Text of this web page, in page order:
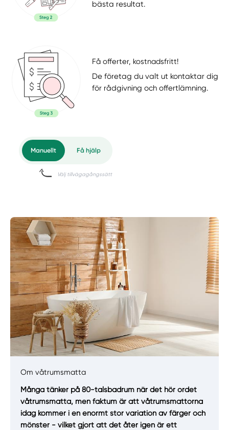
bästa resultat.
Få offerter, kostnadsfritt!
De företag du valt ut kontaktar dig
för rådgivning och offertlämning.
Om våtrumsmatta
Många tänker på 80-talsbadrum när det hör ordet
våtrumsmatta, men faktum är att våtrumsmattorna
idag kommer i en enormt stor variation av färger och
mönster - vilket gjort att det åter igen är ett